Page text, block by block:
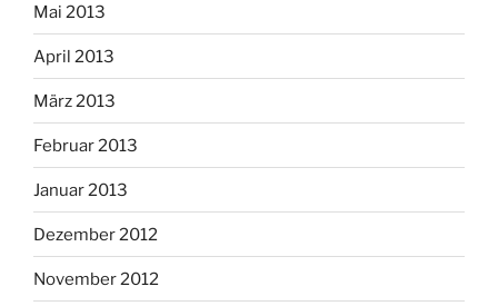
Mai 2013
April 2013
März 2013
Februar 2013
Januar 2013
Dezember 2012
November 2012